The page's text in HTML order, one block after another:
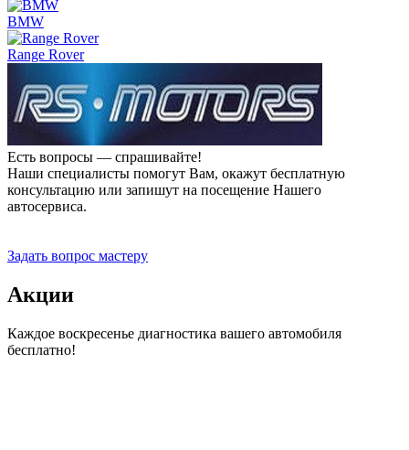
BMW
Range Rover
Есть вопросы — спрашивайте!
Наши специалисты помогут Вам, окажут бесплатную
консультацию или запишут на посещение Нашего
автосервиса.
Задать вопрос мастеру
Акции
Каждое воскресенье диагностика вашего автомобиля
бесплатно!